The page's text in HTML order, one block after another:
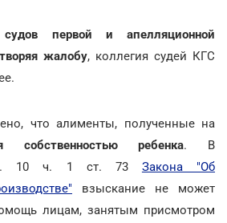
первой и апелляционной
жалобу, коллегия судей КГС
что алименты, полученные на
собственностью ребенка. В
п. 10 ч. 1 ст. 73 Закона "Об
взыскание не может
лицам, занятым присмотром